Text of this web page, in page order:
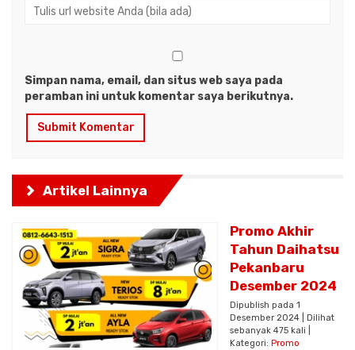
Simpan nama, email, dan situs web saya pada
peramban ini untuk komentar saya berikutnya.
Artikel Lainnya
Promo Akhir
Tahun Daihatsu
Pekanbaru
Desember 2024
Dipublish pada 1
Desember 2024 | Dilihat
sebanyak 475 kali |
Kategori: Promo